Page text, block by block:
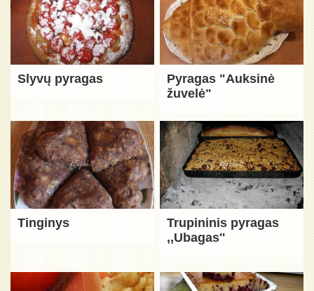
Slyvų pyragas
Pyragas "Auksinė
žuvelė"
Tinginys
Trupininis pyragas
,,Ubagas''